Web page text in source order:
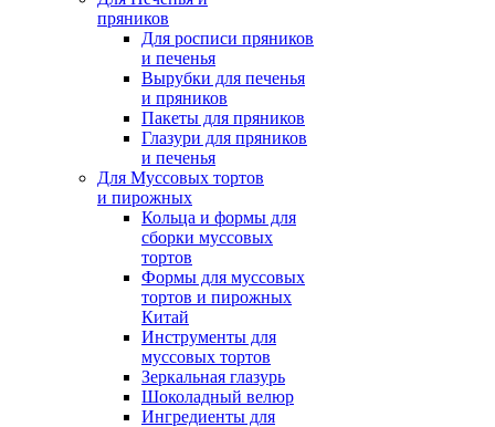
пряников
Для росписи пряников
и печенья
Вырубки для печенья
и пряников
Пакеты для пряников
Глазури для пряников
и печенья
Для Муссовых тортов
и пирожных
Кольца и формы для
сборки муссовых
тортов
Формы для муссовых
тортов и пирожных
Китай
Инструменты для
муссовых тортов
Зеркальная глазурь
Шоколадный велюр
Ингредиенты для